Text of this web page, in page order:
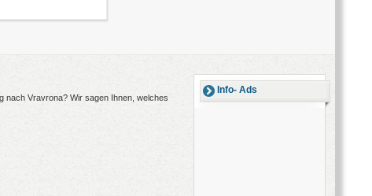
Info- Ads
nach Vravrona? Wir sagen Ihnen, welches